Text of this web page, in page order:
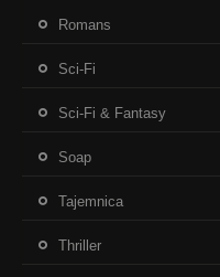
Romans
Sci-Fi
Sci-Fi & Fantasy
Soap
Tajemnica
Thriller